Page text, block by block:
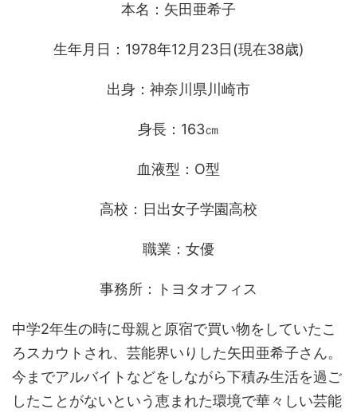
本名：矢田亜希子
生年月日：1978年12月23日(現在38歳)
出身：神奈川県川崎市
身長：163㎝
血液型：O型
高校：日出女子学園高校
職業：女優
事務所：トヨタオフィス
中学2年生の時に母親と原宿で買い物をしていたこ
ろスカウトされ、芸能界いりした矢田亜希子さん。
今までアルバイトなどをしながら下積み生活を過ご
したことがないという恵まれた環境で華々しい芸能